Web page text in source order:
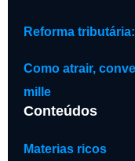
Reforma
Como atrair,
mille
Conteúdos
Materias ricos